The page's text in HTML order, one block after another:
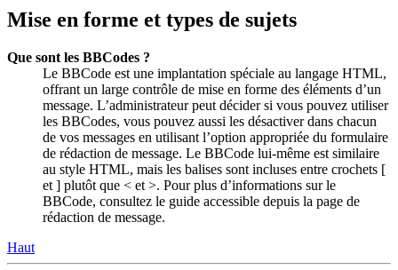
Mise en forme et types de sujets
Que sont les BBCodes ?
Le BBCode est une implantation spéciale au langage HTML,
offrant un large contrôle de mise en forme des éléments d’un
message. L’administrateur peut décider si vous pouvez utiliser
les BBCodes, vous pouvez aussi les désactiver dans chacun
de vos messages en utilisant l’option appropriée du formulaire
de rédaction de message. Le BBCode lui-même est similaire
au style HTML, mais les balises sont incluses entre crochets [
et ] plutôt que < et >. Pour plus d’informations sur le
BBCode, consultez le guide accessible depuis la page de
rédaction de message.
Haut